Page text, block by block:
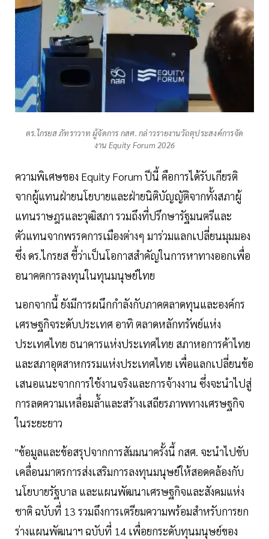
ดร.ไกรยส ภัทราวาท ผู้จัดการ กสศ. กล่าวรายงานวัถตุประสงค์การจัด
งาน Equity Forum 2026
ความพิเศษของ Equity Forum ปีนี้ คือการได้รับเกียรติ
จากผู้แทนฝ่ายนโยบายและฝ่ายนิติบัญญัติจากทั้งสภาผู้
แทนราษฎรและวุฒิสภา รวมถึงที่ปรึกษารัฐมนตรีและ
ตัวแทนจากพรรคการเมืองต่างๆ มาร่วมแลกเปลี่ยนมุมมอง
ซึ่ง ดร.ไกรยส ชี้ว่าเป็นโอกาสสำคัญในการหาทางออกเพื่อ
อนาคตการลงทุนในทุนมนุษย์ไทย
นอกจากนี้ ยังมีการผนึกกำลังกับภาคตลาดทุนและองค์กร
เศรษฐกิจระดับประเทศ อาทิ ตลาดหลักทรัพย์แห่ง
ประเทศไทย ธนาคารแห่งประเทศไทย สภาหอการค้าไทย
และสภาอุตสาหกรรมแห่งประเทศไทย เพื่อแลกเปลี่ยนข้อ
เสนอแนะจากการใช้งานจริงและการจ้างงาน ซึ่งจะนำไปสู่
การลดความเหลื่อมล้ำและสร้างเสถียรภาพทางเศรษฐกิจ
ในระยะยาว
"ข้อมูลและข้อสรุปจากการสัมมนาครั้งนี้ กสศ. จะนำไปขับ
เคลื่อนมาตรการส่งเสริมการลงทุนมนุษย์ให้สอดคล้องกับ
นโยบายรัฐบาล และแผนพัฒนาเศรษฐกิจและสังคมแห่ง
ชาติ ฉบับที่ 13 รวมถึงการเตรียมความพร้อมสำหรับการยก
ร่างแผนพัฒนาฯ ฉบับที่ 14 เพื่อยกระดับทุนมนุษย์ของ